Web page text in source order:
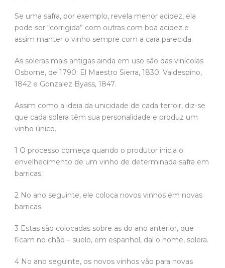
Se uma safra, por exemplo, revela menor acidez, ela
pode ser “corrigida” com outras com boa acidez e
assim manter o vinho sempre com a cara parecida.
As soleras mais antigas ainda em uso são das vinícolas
Osborne, de 1790; El Maestro Sierra, 1830; Valdespino,
1842 e Gonzalez Byass, 1847.
Assim como a ideia da unicidade de cada terroir, diz-se
que cada solera têm sua personalidade e produz um
vinho único.
1 O processo começa quando o produtor inicia o
envelhecimento de um vinho de determinada safra em
barricas.
2 No ano seguinte, ele coloca novos vinhos em novas
barricas.
3 Estas são colocadas sobre as do ano anterior, que
ficam no chão – suelo, em espanhol, daí o nome, solera.
4 No ano seguinte, os novos vinhos vão para novas